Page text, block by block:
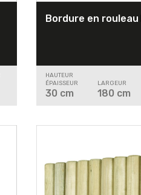
Bordure en rouleau
HAUTEUR
ÉPAISSEUR
30 cm
LARGEUR
180 cm